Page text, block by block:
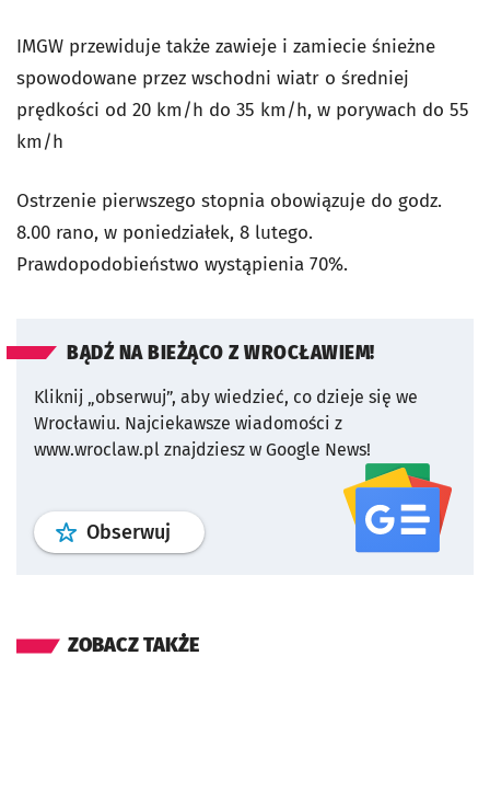
IMGW przewiduje także zawieje i zamiecie śnieżne
spowodowane przez wschodni wiatr o średniej
prędkości od 20 km/h do 35 km/h, w porywach do 55
km/h
Ostrzenie pierwszego stopnia obowiązuje do godz.
8.00 rano, w poniedziałek, 8 lutego.
Prawdopodobieństwo wystąpienia 70%.
BĄDŹ NA BIEŻĄCO Z WROCŁAWIEM!
Kliknij „obserwuj”, aby wiedzieć, co dzieje się we
Wrocławiu. Najciekawsze wiadomości z
www.wroclaw.pl znajdziesz w Google News!
Obserwuj profil serwisu
ZOBACZ TAKŻE